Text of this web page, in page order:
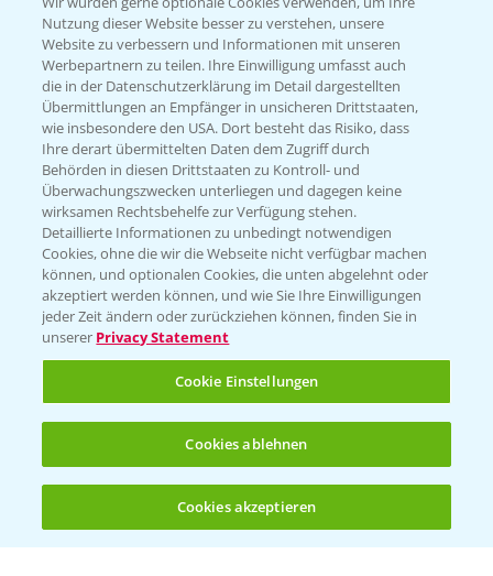
KONTAKT
Hilfe in Notfällen
T.+49 (0)214/30-20220
Folgen Sie uns
Allgemeine Nutzungsbedingungen
Datenschutzerklärung
Nutzung dieser Website besser zu verstehen, unsere
Website zu verbessern und Informationen mit unseren
Werbepartnern zu teilen. Ihre Einwilligung umfasst auch
die in der Datenschutzerklärung im Detail dargestellten
Übermittlungen an Empfänger in unsicheren Drittstaaten,
wie insbesondere den USA. Dort besteht das Risiko, dass
Ihre derart übermittelten Daten dem Zugriff durch
Behörden in diesen Drittstaaten zu Kontroll- und
Überwachungszwecken unterliegen und dagegen keine
wirksamen Rechtsbehelfe zur Verfügung stehen.
Detaillierte Informationen zu unbedingt notwendigen
Cookies, ohne die wir die Webseite nicht verfügbar machen
können, und optionalen Cookies, die unten abgelehnt oder
akzeptiert werden können, und wie Sie Ihre Einwilligungen
jeder Zeit ändern oder zurückziehen können, finden Sie in
unserer Privacy Statement
Cookie Einstellungen
Cookies ablehnen
Cookies akzeptieren